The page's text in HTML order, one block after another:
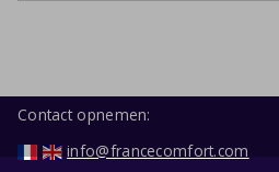
Contact opnemen:
info@francecomfort.com